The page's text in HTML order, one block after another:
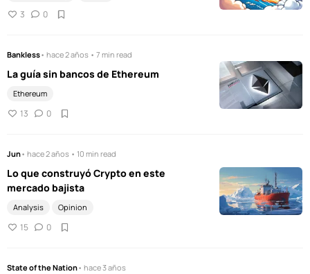
3 0
Bankless• hace 2 años • 7 min read
La guía sin bancos de Ethereum
Ethereum
13 0
Jun• hace 2 años • 10 min read
Lo que construyó Crypto en este
mercado bajista
Analysis Opinion
15 0
State of the Nation• hace 3 años